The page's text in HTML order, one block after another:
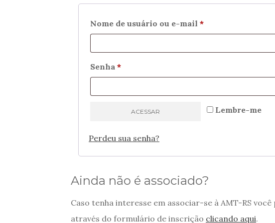
Nome de usuário ou e-mail *Obrigatório
Senha *Obrigatório
Lembre-me
ACESSAR
Perdeu sua senha?
Ainda não é associado?
Caso tenha interesse em associar-se à AMT-RS
através do formulário de inscrição clicando aqui.